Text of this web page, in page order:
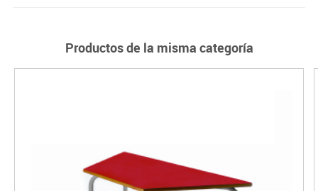
Productos de la misma categoría